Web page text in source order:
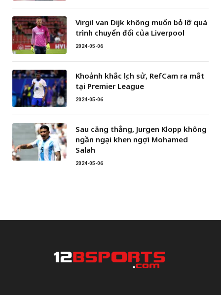
Virgil van Dijk không muốn bỏ lỡ quá
trình chuyển đổi của Liverpool
2024-05-06
Khoảnh khắc lịch sử, RefCam ra mắt
tại Premier League
2024-05-06
Sau căng thẳng, Jurgen Klopp không
ngần ngại khen ngợi Mohamed
Salah
2024-05-06